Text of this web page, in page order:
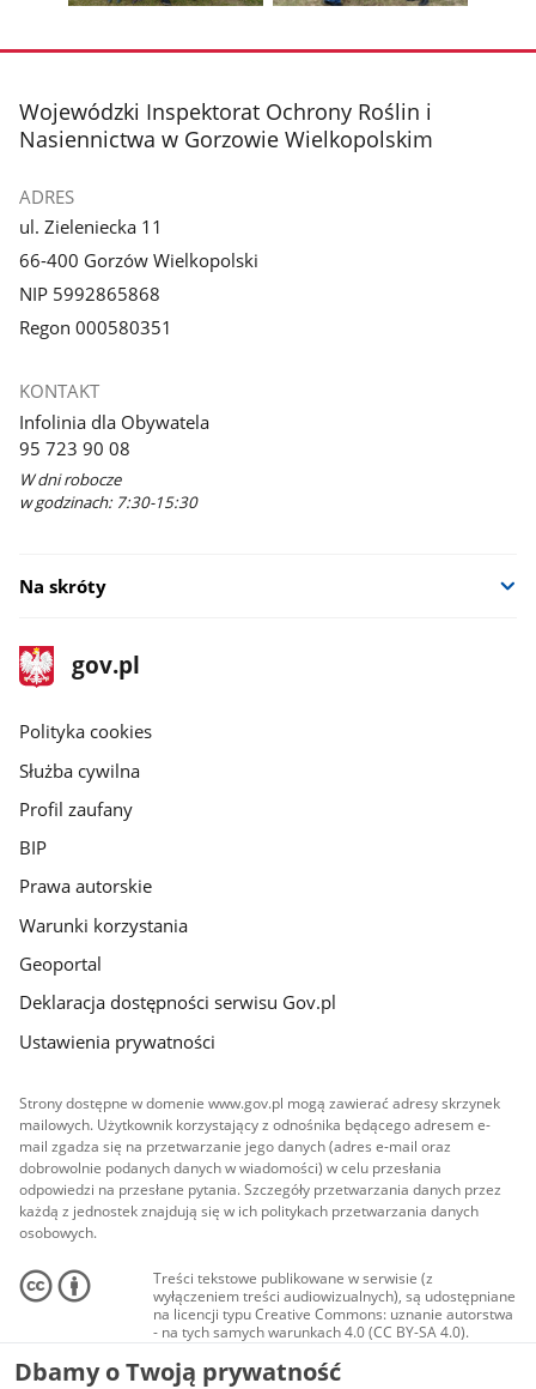
zdjęcie
galerii.
zdjęcie
galerii.
stopka
Wojewódzki Inspektorat Ochrony Roślin i
Nasiennictwa w Gorzowie Wielkopolskim
ADRES
ul. Zieleniecka 11
66-400 Gorzów Wielkopolski
NIP 5992865868
Regon 000580351
KONTAKT
Infolinia dla Obywatela
95 723 90 08
W dni robocze
w godzinach: 7:30-15:30
Na skróty
stopka
gov.pl
Strona
gov.pl
gov.pl
Polityka cookies
Służba cywilna
Profil zaufany
BIP
Prawa autorskie
Warunki korzystania
Geoportal
Deklaracja dostępności serwisu Gov.pl
Ustawienia prywatności
Strony dostępne w domenie www.gov.pl mogą zawierać adresy skrzynek
mailowych. Użytkownik korzystający z odnośnika będącego adresem e-
mail zgadza się na przetwarzanie jego danych (adres e-mail oraz
dobrowolnie podanych danych w wiadomości) w celu przesłania
odpowiedzi na przesłane pytania. Szczegóły przetwarzania danych przez
każdą z jednostek znajdują się w ich politykach przetwarzania danych
osobowych.
Treści tekstowe publikowane w serwisie (z
wyłączeniem treści audiowizualnych), są udostępniane
na licencji typu Creative Commons: uznanie autorstwa
- na tych samych warunkach 4.0 (CC BY-SA 4.0).
Materiały audiowizualne, w tym zdjęcia, materiały
audio i wideo, są udostępniane na licencji typu
Dbamy o Twoją prywatność